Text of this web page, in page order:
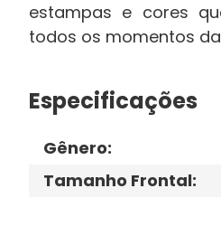
estampas e cores
todos os momentos
Especificações
Gênero:
Tamanho Frontal: